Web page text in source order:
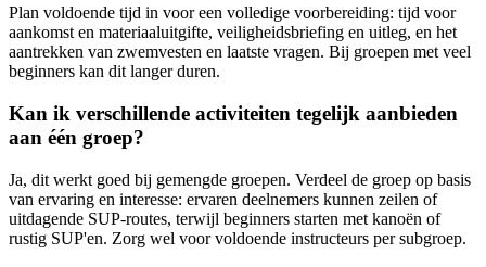
Plan voldoende tijd in voor een volledige voorbereiding: tijd voor
aankomst en materiaaluitgifte, veiligheidsbriefing en uitleg, en het
aantrekken van zwemvesten en laatste vragen. Bij groepen met veel
beginners kan dit langer duren.
Kan ik verschillende activiteiten tegelijk aanbieden
aan één groep?
Ja, dit werkt goed bij gemengde groepen. Verdeel de groep op basis
van ervaring en interesse: ervaren deelnemers kunnen zeilen of
uitdagende SUP-routes, terwijl beginners starten met kanoën of
rustig SUP'en. Zorg wel voor voldoende instructeurs per subgroep.